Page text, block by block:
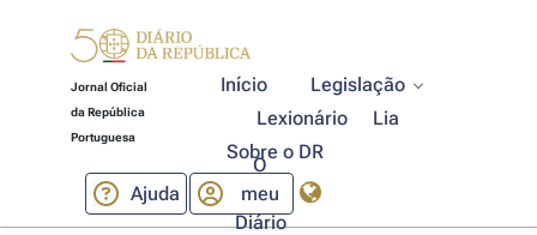
Jornal Oficial
da República
Portuguesa
Início
Legislação
Lexionário
Lia
Sobre o DR
Ajuda
O
meu
Diário